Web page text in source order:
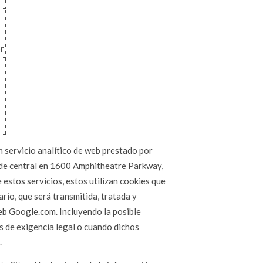
servicio analítico de web prestado por
central en 1600 Amphitheatre Parkway,
servicios, estos utilizan cookies que
que será transmitida, tratada y
Google.com. Incluyendo la posible
exigencia legal o cuando dichos